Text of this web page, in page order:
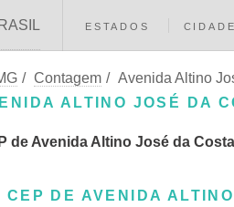
ESTADOS
/ Contagem / Avenida Altino
ALTINO JOSÉ DA
de Avenida Altino José da Costa
CEP DE AVENIDA